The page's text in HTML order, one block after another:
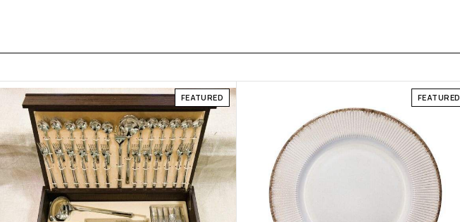
FEATURED FEATURED